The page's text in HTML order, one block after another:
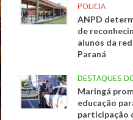
POLICIA
ANPD
de
alunos da
Paraná
DESTAQUES
Maringá
educação
participação